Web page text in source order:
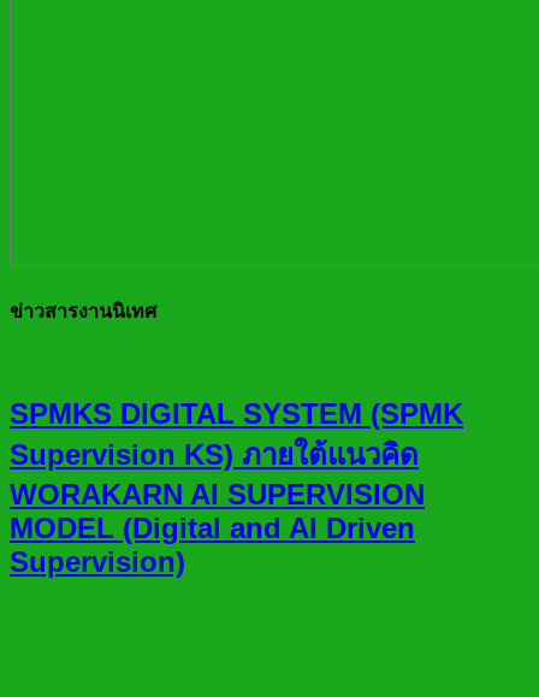
ข่าวสารงานนิเทศ
SPMKS DIGITAL SYSTEM (SPMK
Supervision KS) ภายใต้แนวคิด
WORAKARN AI SUPERVISION
MODEL (Digital and AI Driven
Supervision)